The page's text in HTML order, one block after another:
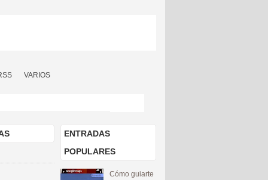
VARIOS
ENTRADAS
POPULARES
Cómo guiarte